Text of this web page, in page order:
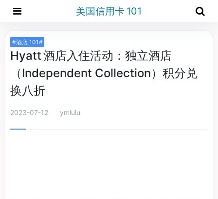
美国信用卡 101
#酒店 101#
Hyatt 酒店入住活动：独立酒店
（Independent Collection）积分兑
换八折
2023-07-12 ymlulu